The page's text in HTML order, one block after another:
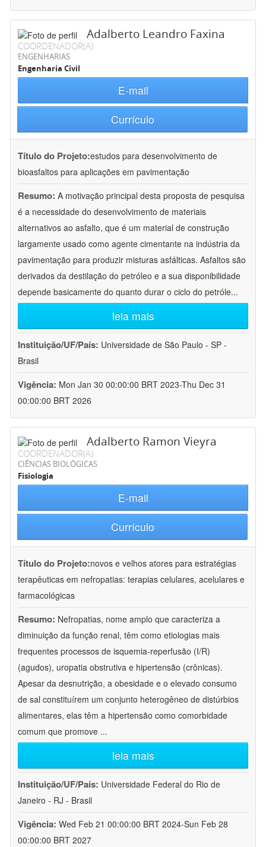
Adalberto Leandro Faxina
COORDENADOR(A)
ENGENHARIAS
Engenharia Civil
E-mail
Currículo
Título do Projeto:estudos para desenvolvimento de
bioasfaltos para aplicações em pavimentação
Resumo: A motivação principal desta proposta de pesquisa
é a necessidade do desenvolvimento de materiais
alternativos ao asfalto, que é um material de construção
largamente usado como agente cimentante na indústria da
pavimentação para produzir misturas asfálticas. Asfaltos são
derivados da destilação do petróleo e a sua disponibilidade
depende basicamente do quanto durar o ciclo do petróle...
leia mais
Instituição/UF/País: Universidade de São Paulo - SP -
Brasil
Vigência: Mon Jan 30 00:00:00 BRT 2023-Thu Dec 31
00:00:00 BRT 2026
Adalberto Ramon Vieyra
COORDENADOR(A)
CIÊNCIAS BIOLÓGICAS
Fisiologia
E-mail
Currículo
Título do Projeto:novos e velhos atores para estratégias
terapêuticas em nefropatias: terapias celulares, acelulares e
farmacológicas
Resumo: Nefropatias, nome amplo que caracteriza a
diminuição da função renal, têm como etiologias mais
frequentes processos de isquemia-reperfusão (I/R)
(agudos), uropatia obstrutiva e hipertensão (crônicas).
Apesar da desnutrição, a obesidade e o elevado consumo
de sal constituírem um conjunto heterogêneo de distúrbios
alimentares, elas têm a hipertensão como comorbidade
comum que promove ...
leia mais
Instituição/UF/País: Universidade Federal do Rio de
Janeiro - RJ - Brasil
Vigência: Wed Feb 21 00:00:00 BRT 2024-Sun Feb 28
00:00:00 BRT 2027